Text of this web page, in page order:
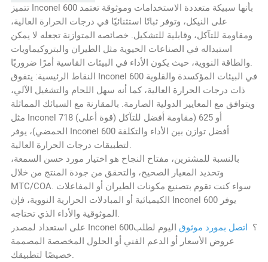
تتميز Inconel 600 بأنها سبيكة متعددة الاستخدامات وموثوقة تعتمد
على النيكل، وتوفر ثباتًا استثنائيًا في درجات الحرارة العالية،
ومقاومة للتآكل، وقابلية للتشكيل. خصائصه المتوازنة تجعله لا يمكن
استبداله في الصناعات الحيوية مثل الطيران والبتروكيماويات
والطاقة النووية، حيث يكون الأداء في البيئات القاسية أمرًا ضروريًا.
النقاط الرئيسية: يتفوق Inconel 600 في البيئات المؤكسدة والقلوية
ذات درجات الحرارة العالية، كما أنه سهل اللحام والتشغيل الآلي،
ويتوافق مع المعايير الدولية الصارمة. بالمقارنة مع السبائك المماثلة
مثل Inconel 718 (قوة أعلى) أو 625 (مقاومة أفضل للتآكل
الحمضي)، يوفر Inconel 600 أفضل توازن بين الأداء والتكلفة
لتطبيقات درجات الحرارة العالية.
بالنسبة للمشترين، مفتاح النجاح هو اختيار مورد حسن السمعة،
وتحديد المعيار الصحيح، والتحقق من جودة المنتج من خلال
MTC/COA. سواء كنت تقوم بتصنيع مكونات الطيران أو المفاعلات
الكيميائية أو المبادلات الحرارية النووية، فإن Inconel 600 يوفر
الموثوقية والأداء الذي تحتاجه.
على استعداد لمصدر Inconel 600؟ اتصل بمورد موثوق اليوم لطلب
عروض الأسعار أو الدعم الفني أو الحلول المخصصة المصممة
خصيصًا لتطبيقك.